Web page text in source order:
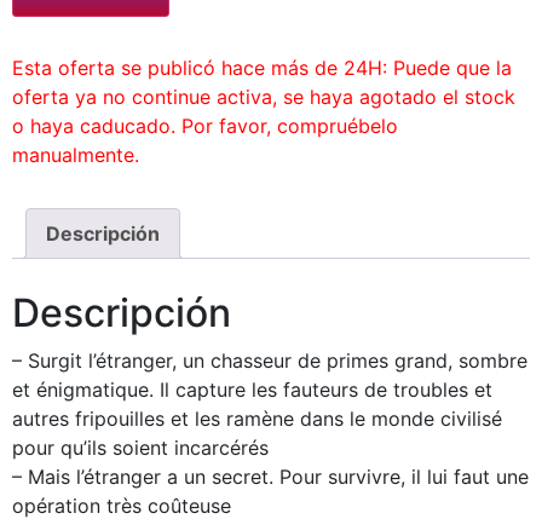
Esta oferta se publicó hace más de 24H: Puede que la
oferta ya no continue activa, se haya agotado el stock
o haya caducado. Por favor, compruébelo
manualmente.
Descripción
Descripción
– Surgit l’étranger, un chasseur de primes grand, sombre
et énigmatique. Il capture les fauteurs de troubles et
autres fripouilles et les ramène dans le monde civilisé
pour qu’ils soient incarcérés
– Mais l’étranger a un secret. Pour survivre, il lui faut une
opération très coûteuse